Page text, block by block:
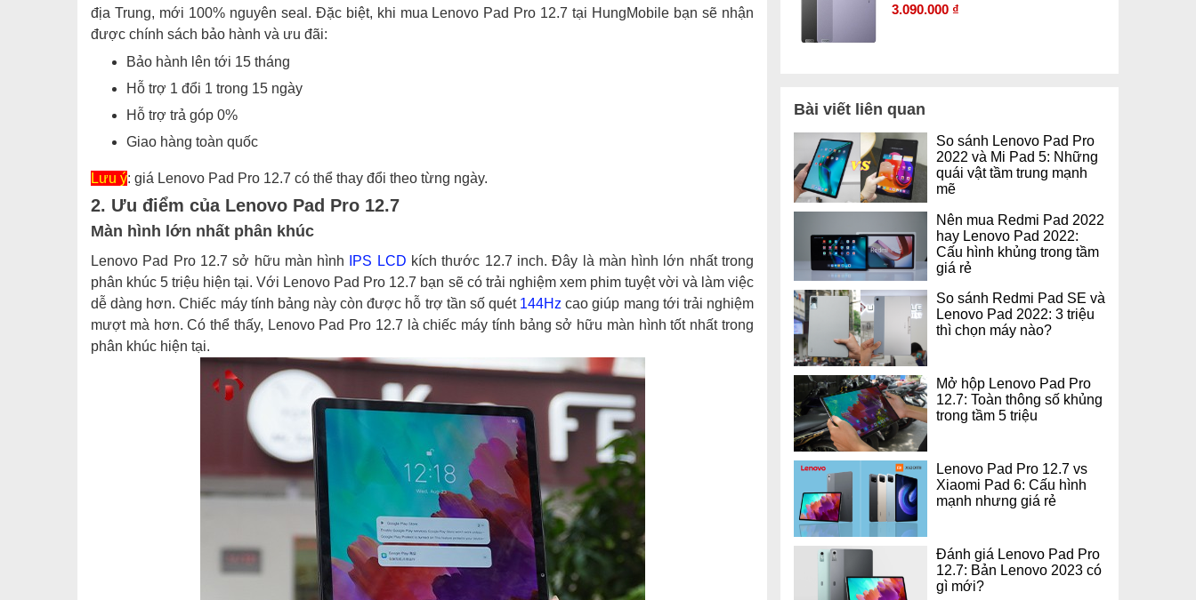
địa Trung, mới 100% nguyên seal. Đặc biệt, khi mua Lenovo Pad Pro 12.7 tại HungMobile bạn sẽ nhận
được chính sách bảo hành và ưu đãi:
Bảo hành lên tới 15 tháng
Hỗ trợ 1 đổi 1 trong 15 ngày
Hỗ trợ trả góp 0%
Giao hàng toàn quốc
Lưu ý: giá Lenovo Pad Pro 12.7 có thể thay đổi theo từng ngày.
2. Ưu điểm của Lenovo Pad Pro 12.7
Màn hình lớn nhất phân khúc
Lenovo Pad Pro 12.7 sở hữu màn hình IPS LCD kích thước 12.7 inch. Đây là màn hình lớn nhất trong
phân khúc 5 triệu hiện tại. Với Lenovo Pad Pro 12.7 bạn sẽ có trải nghiệm xem phim tuyệt vời và làm việc
dễ dàng hơn. Chiếc máy tính bảng này còn được hỗ trợ tần số quét 144Hz cao giúp mang tới trải nghiệm
mượt mà hơn. Có thể thấy, Lenovo Pad Pro 12.7 là chiếc máy tính bảng sở hữu màn hình tốt nhất trong
phân khúc hiện tại.
3.090.000 ₫
Bài viết liên quan
So sánh Lenovo Pad Pro
2022 và Mi Pad 5: Những
quái vật tầm trung mạnh
mẽ
Nên mua Redmi Pad 2022
hay Lenovo Pad 2022:
Cấu hình khủng trong tầm
giá rẻ
So sánh Redmi Pad SE và
Lenovo Pad 2022: 3 triệu
thì chọn máy nào?
Mở hộp Lenovo Pad Pro
12.7: Toàn thông số khủng
trong tầm 5 triệu
Lenovo Pad Pro 12.7 vs
Xiaomi Pad 6: Cấu hình
mạnh nhưng giá rẻ
Đánh giá Lenovo Pad Pro
12.7: Bản Lenovo 2023 có
gì mới?